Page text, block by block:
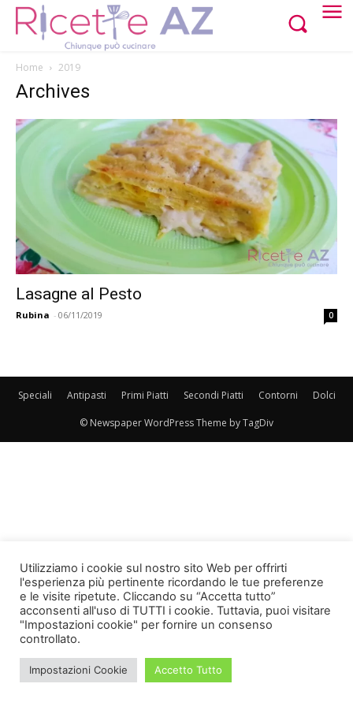
Home 2019
Archives
Lasagne al Pesto
Rubina - 06/11/2019 0
Speciali Antipasti Primi Piatti Secondi Piatti Contorni Dolci
© Newspaper WordPress Theme by TagDiv
Utilizziamo i cookie sul nostro sito Web per offrirti
l'esperienza più pertinente ricordando le tue preferenze
e le visite ripetute. Cliccando su “Accetta tutto”
acconsenti all'uso di TUTTI i cookie. Tuttavia, puoi visitare
"Impostazioni cookie" per fornire un consenso
controllato.
Impostazioni Cookie Accetto Tutto